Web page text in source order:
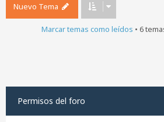
Nuevo Tema
Marcar temas como leídos • 6
Permisos del foro